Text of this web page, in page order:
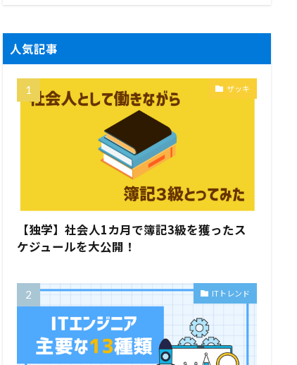
人気記事
ザッキ
【独学】社会人1カ月で簿記3級を獲ったス
ケジュールを大公開！
ITトレンド